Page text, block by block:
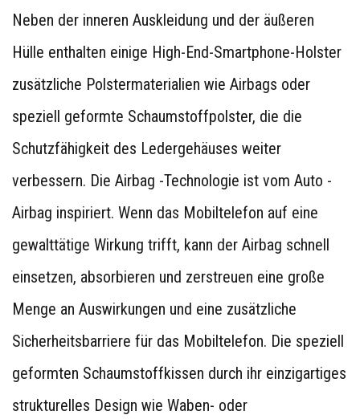
Neben der inneren Auskleidung und der äußeren
Hülle enthalten einige High-End-Smartphone-Holster
zusätzliche Polstermaterialien wie Airbags oder
speziell geformte Schaumstoffpolster, die die
Schutzfähigkeit des Ledergehäuses weiter
verbessern. Die Airbag -Technologie ist vom Auto -
Airbag inspiriert. Wenn das Mobiltelefon auf eine
gewalttätige Wirkung trifft, kann der Airbag schnell
einsetzen, absorbieren und zerstreuen eine große
Menge an Auswirkungen und eine zusätzliche
Sicherheitsbarriere für das Mobiltelefon. Die speziell
geformten Schaumstoffkissen durch ihr einzigartiges
strukturelles Design wie Waben- oder